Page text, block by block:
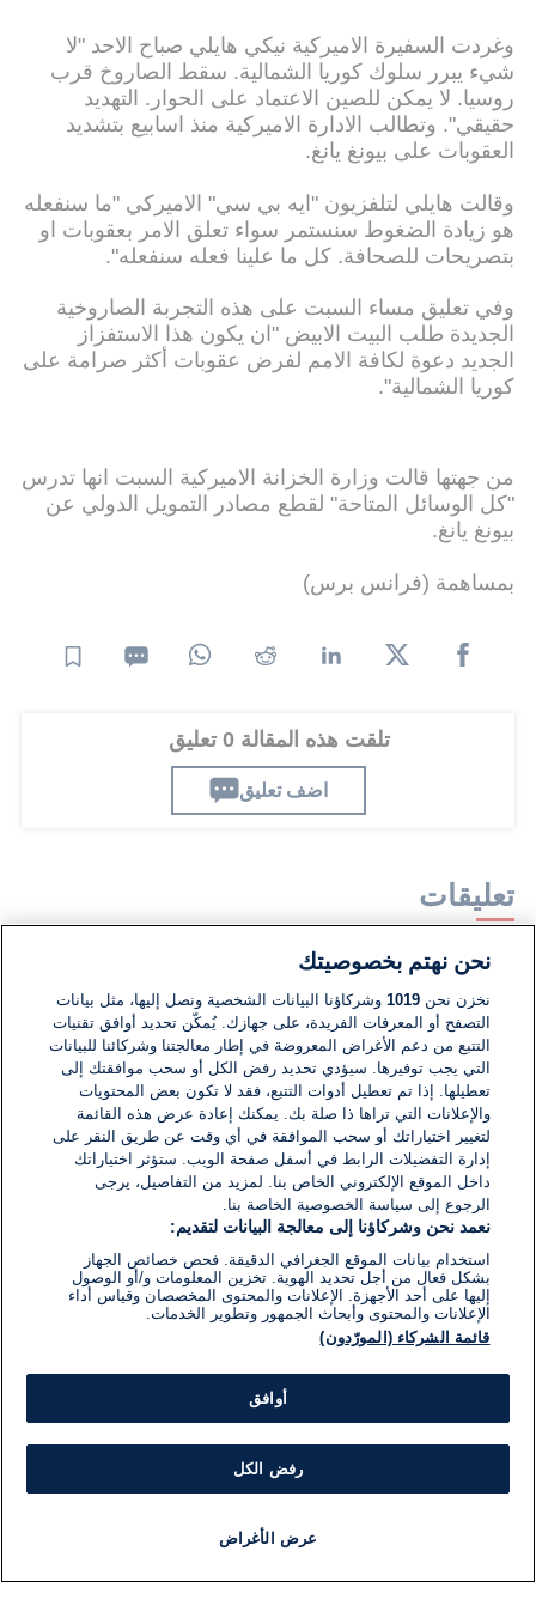
وغردت السفيرة الاميركية نيكي هايلي صباح الاحد "لا
شيء يبرر سلوك كوريا الشمالية. سقط الصاروخ قرب
روسيا. لا يمكن للصين الاعتماد على الحوار. التهديد
حقيقي". وتطالب الادارة الاميركية منذ اسابيع بتشديد
العقوبات على بيونغ يانغ.
وقالت هايلي لتلفزيون "ايه بي سي" الاميركي "ما سنفعله
هو زيادة الضغوط سنستمر سواء تعلق الامر بعقوبات او
بتصريحات للصحافة. كل ما علينا فعله سنفعله".
وفي تعليق مساء السبت على هذه التجربة الصاروخية
الجديدة طلب البيت الابيض "ان يكون هذا الاستفزاز
الجديد دعوة لكافة الامم لفرض عقوبات أكثر صرامة على
كوريا الشمالية".
من جهتها قالت وزارة الخزانة الاميركية السبت انها تدرس
"كل الوسائل المتاحة" لقطع مصادر التمويل الدولي عن
بيونغ يانغ.
بمساهمة (فرانس برس)
تلقت هذه المقالة 0 تعليق
اضف تعليق
تعليقات
لا توجد تعليقات مكتوبة حتى الآن. كن الأول!
اكتب تعليقًا جديدًا ...
نحن نهتم بخصوصيتك
نخزن نحن1019 وشركاؤنا البيانات الشخصية ونصل إليها، مثل بيانات
التصفح أو المعرفات الفريدة، على جهازك. يُمكّن تحديد أوافق تقنيات
التتبع من دعم الأغراض المعروضة في إطار معالجتنا وشركائنا للبيانات
التي يجب توفيرها. سيؤدي تحديد رفض الكل أو سحب موافقتك إلى
تعطيلها. إذا تم تعطيل أدوات التتبع، فقد لا تكون بعض المحتويات
والإعلانات التي تراها ذا صلة بك. يمكنك إعادة عرض هذه القائمة
لتغيير اختياراتك أو سحب الموافقة في أي وقت عن طريق النقر على
إدارة التفضيلات الرابط في أسفل صفحة الويب. ستؤثر اختياراتك
داخل الموقع الإلكتروني الخاص بنا. لمزيد من التفاصيل، يرجى
الرجوع إلى سياسة الخصوصية الخاصة بنا.
نعمد نحن وشركاؤنا إلى معالجة البيانات لتقديم:
استخدام بيانات الموقع الجغرافي الدقيقة. فحص خصائص الجهاز
بشكل فعال من أجل تحديد الهوية. تخزين المعلومات و/أو الوصول
إليها على أحد الأجهزة. الإعلانات والمحتوى المخصصان وقياس أداء
الإعلانات والمحتوى وأبحاث الجمهور وتطوير الخدمات.
قائمة الشركاء (المورّدون)
أوافق
رفض الكل
عرض الأغراض